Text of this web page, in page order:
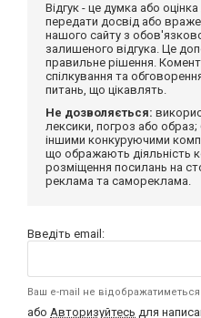
Відгук - це думка або
передати досвід або
нашого сайту з
залишеного відгука. Це
правильне рішення.
спілкування та
питань, що цікавлять.
Не дозволяється:
лексики, погроз або
іншими конкуруючими
що ображають діяльність
розміщення посилань на
реклама та самореклама.
Введіть email:
Ваш e-mail не відображатиметься
або Авторизуйтесь для